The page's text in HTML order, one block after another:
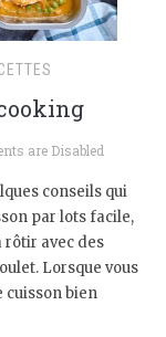
are Disabled
conseils qui
par lots facile,
rôtir avec des
Lorsque vous
cuisson bien